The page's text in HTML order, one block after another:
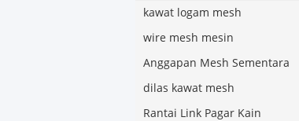
kawat logam mesh
wire mesh mesin
Anggapan Mesh Sementara
dilas kawat mesh
Rantai Link Pagar Kain